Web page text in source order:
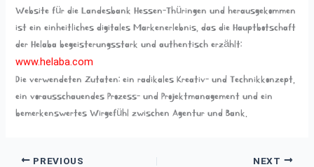
Website für die Landesbank Hessen-Thüringen und herausgekommen
ist ein einheitliches digitales Markenerlebnis, das die Hauptbotschaft
der Helaba begeisterungsstark und authentisch erzählt:
www.helaba.com
Die verwendeten Zutaten: ein radikales Kreativ- und Technikkonzept,
ein vorausschauendes Prozess- und Projektmanagement und ein
bemerkenswertes Wirgefühl zwischen Agentur und Bank.
PREVIOUS NEXT